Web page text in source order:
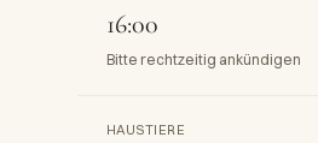
16:00
Bitte rechtzeitig ankündigen
HAUSTIERE